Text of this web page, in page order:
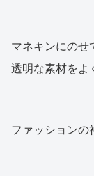
マネキンにのせ
透明な素材をよ
ファッションの